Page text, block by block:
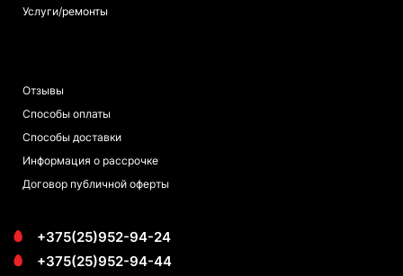
Услуги/ремонты
Отзывы
Способы оплаты
Способы доставки
Информация о рассрочке
Договор публичной оферты
+375(25)952-94-24
+375(25)952-94-44